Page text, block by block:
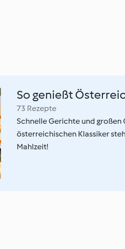
So genießt
73 Rezepte
Schnelle Gerichte und großen
österreichischen Klassiker
Mahlzeit!